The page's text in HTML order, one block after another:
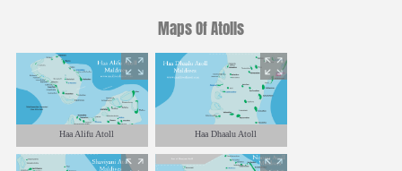
Maps Of Atolls
Haa Alifu Atoll Haa Dhaalu Atoll